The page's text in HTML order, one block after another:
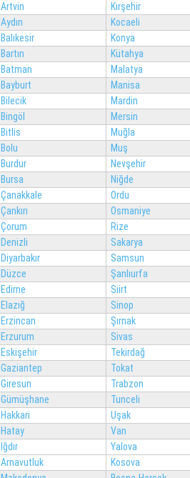
Artvin
Kırşehir
Aydın
Kocaeli
Balıkesir
Konya
Bartın
Kütahya
Batman
Malatya
Bayburt
Manisa
Bilecik
Mardin
Bingöl
Mersin
Bitlis
Muğla
Bolu
Muş
Burdur
Nevşehir
Bursa
Niğde
Çanakkale
Ordu
Çankırı
Osmaniye
Çorum
Rize
Denizli
Sakarya
Diyarbakır
Samsun
Düzce
Şanlıurfa
Edirne
Siirt
Elazığ
Sinop
Erzincan
Şırnak
Erzurum
Sivas
Eskişehir
Tekirdağ
Gaziantep
Tokat
Giresun
Trabzon
Gümüşhane
Tunceli
Hakkari
Uşak
Hatay
Van
Iğdır
Yalova
Arnavutluk
Kosova